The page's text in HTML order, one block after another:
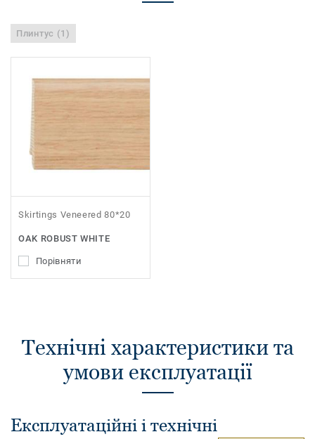
Плинтус (1)
Skirtings Veneered 80*20
OAK ROBUST WHITE
Порівняти
Технічні характеристики та
умови експлуатації
Експлуатаційні і технічні